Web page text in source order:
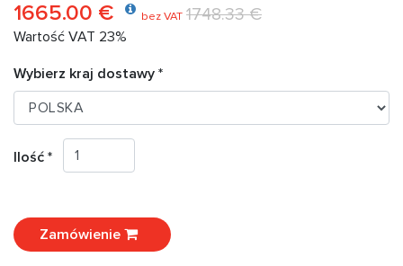
1665.00 € bez VAT 1748.33 €
Wartość VAT 23%
Wybierz kraj dostawy *
Ilość *
Zamówienie